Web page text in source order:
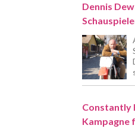
Dennis
Constantly
Kampagne